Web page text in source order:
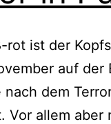
rot ist der
auf der
nach dem
Vor allem